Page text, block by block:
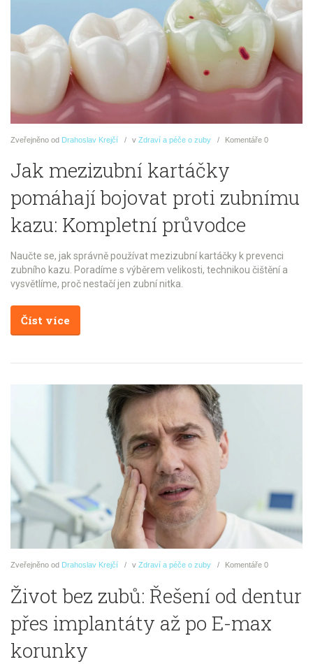
Zveřejněno od Drahoslav Krejčí v Zdraví a péče o zuby Komentáře 0
Jak mezizubní kartáčky
pomáhají bojovat proti zubnímu
kazu: Kompletní průvodce
Naučte se, jak správně používat mezizubní kartáčky k prevenci
zubního kazu. Poradíme s výběrem velikosti, technikou čištění a
vysvětlíme, proč nestačí jen zubní nitka.
Číst více
Zveřejněno od Drahoslav Krejčí v Zdraví a péče o zuby Komentáře 0
Život bez zubů: Řešení od dentur
přes implantáty až po E-max
korunky